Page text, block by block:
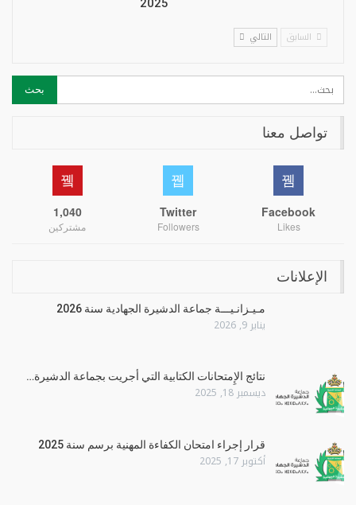
2025
السابق التالي
تواصل معنا
Facebook
Likes
Twitter
Followers
1,040
مشتركين
الإعلانات
مـيـزانـيـــة جماعة الدشيرة الجهادية سنة 2026
يناير 9, 2026
نتائج الإِمتحانات الكتابية التي أجريت بجماعة الدشيرة…
ديسمبر 18, 2025
قرار إجراء امتحان الكفاءة المهنية برسم سنة 2025
أكتوبر 17, 2025